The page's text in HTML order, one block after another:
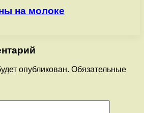
на молоке
опубликован. Обязательные